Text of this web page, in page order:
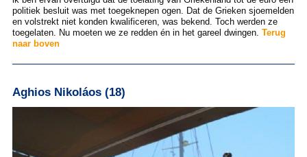
politiek besluit was met toegeknepen ogen. Dat de Grieken sjoemelden
en volstrekt niet konden kwalificeren, was bekend. Toch werden ze
toegelaten. Nu moeten we ze redden én in het gareel dwingen. Terug
naar boven
Aghios Nikoláos (18)